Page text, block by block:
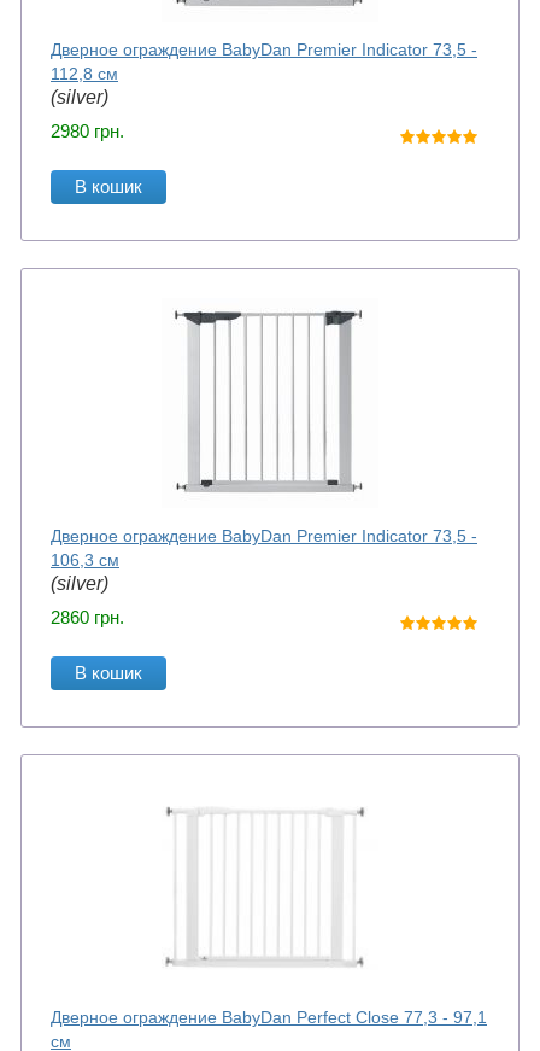
Дверное ограждение BabyDan Premier Indicator 73,5 -
112,8 см
(silver)
2980 грн.
В кошик
Дверное ограждение BabyDan Premier Indicator 73,5 -
106,3 см
(silver)
2860 грн.
В кошик
Дверное ограждение BabyDan Perfect Close 77,3 - 97,1
см